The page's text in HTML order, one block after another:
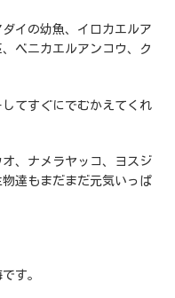
イの幼魚、イロカエルア
ベニカエルアンコウ、ク
てすぐにでむかえてくれ
、ナメラヤッコ、ヨスジ
達もまだまだ元気いっぱ
す。